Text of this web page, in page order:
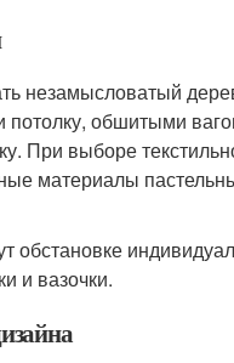
незамысловатый
обшитыми
При выборе
материалы
обстановке
и вазочки.